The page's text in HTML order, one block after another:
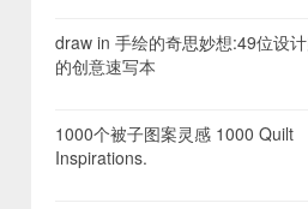
draw in 手绘的奇思妙想:49位设
的创意速写本
1000个被子图案灵感 1000 Quilt
Inspirations.